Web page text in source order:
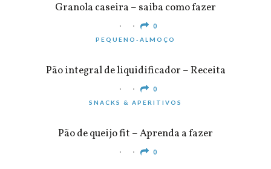
Granola caseira – saiba como fazer
0
PEQUENO-ALMOÇO
Pão integral de liquidificador – Receita
0
SNACKS & APERITIVOS
Pão de queijo fit – Aprenda a fazer
0